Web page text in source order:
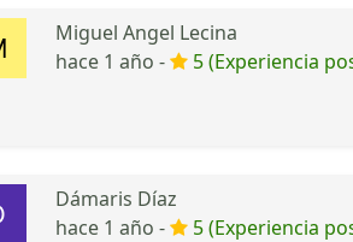
Miguel Angel Lecina
hace 1 año -
5 (Experiencia
Dámaris Díaz
hace 1 año -
5 (Experiencia